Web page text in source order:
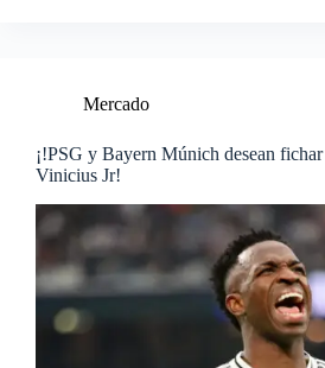
Mercado
¡!PSG y Bayern Múnich desean fichar
Vinicius Jr!